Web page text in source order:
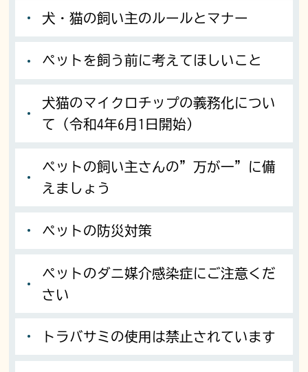
犬・猫の飼い主のルールとマナー
ペットを飼う前に考えてほしいこと
犬猫のマイクロチップの義務化につい
て（令和4年6月1日開始）
ペットの飼い主さんの”万が一”に備
えましょう
ペットの防災対策
ペットのダニ媒介感染症にご注意くだ
さい
トラバサミの使用は禁止されています